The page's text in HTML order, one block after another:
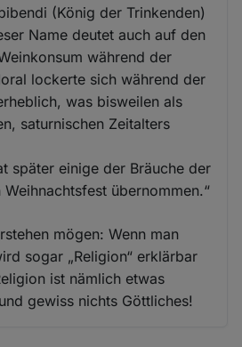
(König der Trinkenden)
Name deutet auch auf den
während der
lockerte sich während der
was bisweilen als
saturnischen Zeitalters
später einige der Bräuche der
übernommen.“
mögen: Wenn man
sogar „Religion“ erklärbar
ist nämlich etwas
gewiss nichts Göttliches!